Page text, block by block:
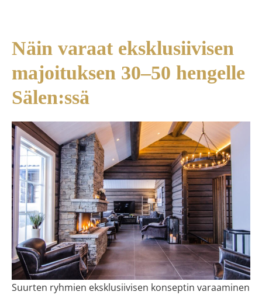
Näin varaat eksklusiivisen
majoituksen 30–50 hengelle
Sälen:ssä
Suurten ryhmien eksklusiivisen konseptin varaaminen